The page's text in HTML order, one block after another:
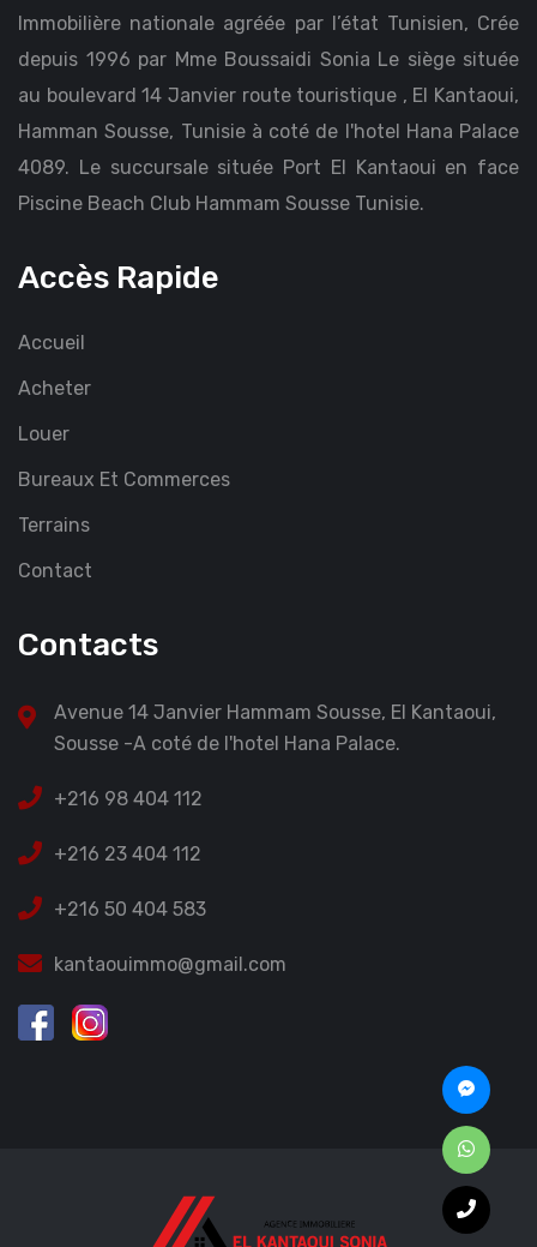
Immobilière nationale agréée par l’état Tunisien, Crée
depuis 1996 par Mme Boussaidi Sonia Le siège située
au boulevard 14 Janvier route touristique , El Kantaoui,
Hamman Sousse, Tunisie à coté de l'hotel Hana Palace
4089. Le succursale située Port El Kantaoui en face
Piscine Beach Club Hammam Sousse Tunisie.
Accès Rapide
Accueil
Acheter
Louer
Bureaux Et Commerces
Terrains
Contact
Contacts
Avenue 14 Janvier Hammam Sousse, El Kantaoui,
Sousse -A coté de l'hotel Hana Palace.
+216 98 404 112
+216 23 404 112
+216 50 404 583
kantaouimmo@gmail.com